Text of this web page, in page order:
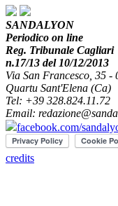
SANDALYON
Periodico on line
Reg. Tribunale Cagliari
n.17/13 del 10/12/2013
Via San Francesco, 35 -
Quartu Sant'Elena (Ca)
Tel: +39 328.824.11.72
Email:
facebook.com/
credits